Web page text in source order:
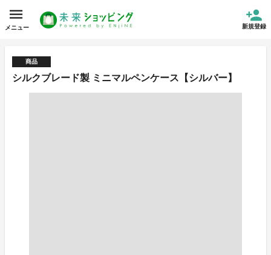
メニュー 新規登録
商品
シルクブレード製 ミニマルペンケース【シルバー】